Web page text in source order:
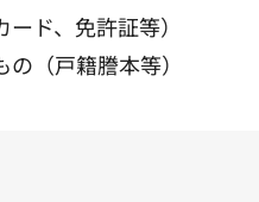
ド、免許証等）
（戸籍謄本等）